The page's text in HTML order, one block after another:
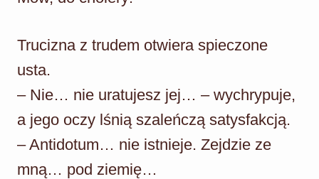
Trucizna z trudem otwiera spieczone
usta.
– Nie… nie uratujesz jej… – wychrypuje,
a jego oczy lśnią szaleńczą satysfakcją.
– Antidotum… nie istnieje. Zejdzie ze
mną… pod ziemię…